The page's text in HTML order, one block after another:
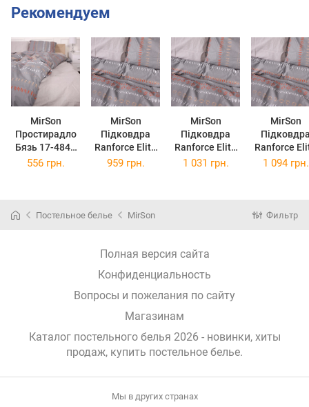
Рекомендуем
MirSon
Простирадло
Бязь 17-4841
Elisabetta
MirSon
Підковдра
Ranforce Elite
17-4841
MirSon
Підковдра
Ranforce Elite
17-4841
MirSon
Ranforce
17-4841
556 грн. 959 грн. 1 031 грн. 1 094 грн.
Постельное белье MirSon Фильтр
Полная версия сайта
Конфиденциальность
Вопросы и пожелания по сайту
Магазинам
Каталог постельного белья 2026 - новинки, хиты
продаж, купить постельное белье.
Мы в других странах